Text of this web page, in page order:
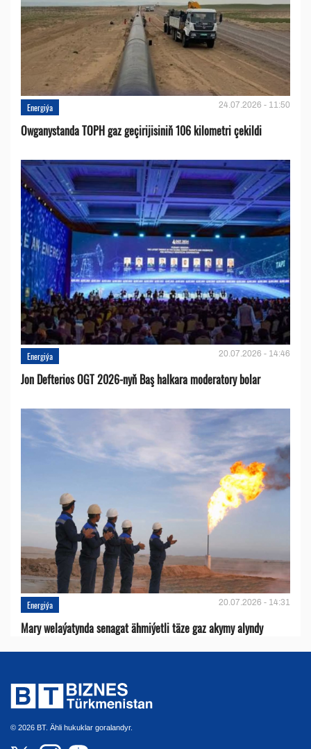
Energiýa 24.07.2026 - 11:50
Owganystanda TOPH gaz geçirijisiniň 106 kilometri çekildi
Energiýa 20.07.2026 - 14:46
Jon Defterios OGT 2026-nyň Baş halkara moderatory bolar
Energiýa 20.07.2026 - 14:31
Mary welaýatynda senagat ähmiýetli täze gaz akymy alyndy
© 2026 BT. Ähli hukuklar goralandyr.